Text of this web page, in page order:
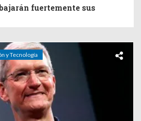
fuertemente sus
y Tecnología